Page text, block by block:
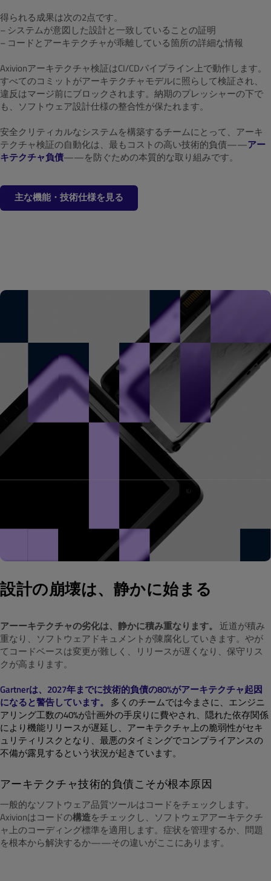
得られる成果は次の2点です。
– システムが意図した設計と一致していることの証明
– コードとアーキテクチャが乖離している箇所の詳細な情報
Axivionアーキテクチャ検証はCI/CDパイプライン上で動作します。
すべてのコミットがアーキテクチャモデルに照らして検証され、
違反はマージ前にブロックされます。納期のプレッシャーの下で
も、ソフトウェア設計仕様の整合性が保たれます。
安全クリティカルなシステムを構築するチームにとって、アーキ
テクチャ検証の自動化は、最もコストの高い技術的負債——アー
キテクチャ負債——を防ぐための本質的な取り組みです。
主な機能・技術仕様を見る
設計の崩壊は、静かに始まる
アーーキテクチャの劣化は、静かに積み重なります。 近道が積み
重なり、ソフトウェアドキュメントが陳腐化していきます。やが
てコードベースは変更が難しく、リリースが遅くなり、保守リス
クが高まります。
Gartnerは、2027年までに技術的負債の80%がアーキテクチャ起因
になると警告しています。 多くのチームでは今まさに、エンジニ
アリング工数の40%が計画外の手戻りに費やされ、隠れた依存関係
により機能リリースが遅延し、アーキテクチャ上の脆弱性がセキ
ュリティリスクとなり、最悪のタイミングでコンプライアンスの
不備が露見するという状況が起きています。
アーキテクチャ技術的負債こそが根本原因
一般的なソフトウェア品質ツールはコードをチェックします。
Axivionはコードの構造をチェックし、ソフトウェアアーキテクチ
ャ上のコーディング標準を適用します。症状を管理するか、問題
を根本から解決するか——その違いがここにあります。